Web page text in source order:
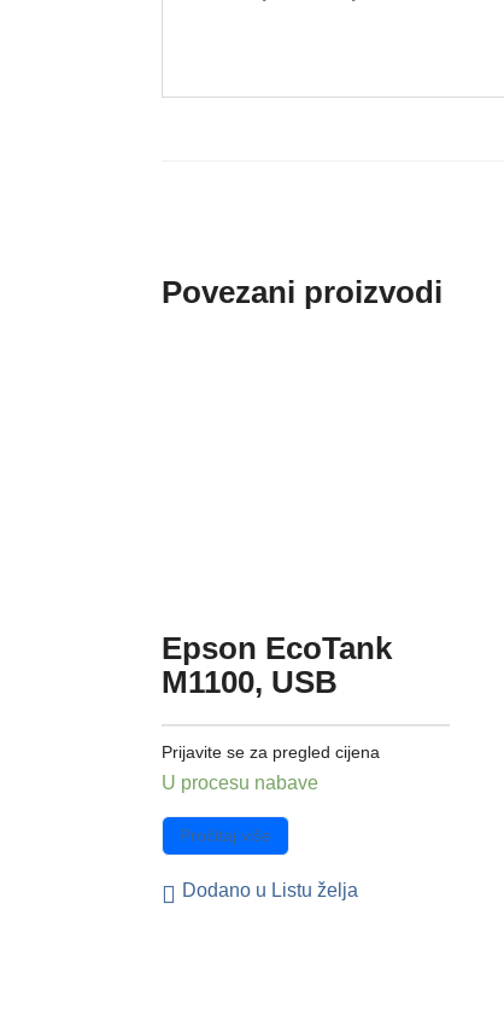
Povezani proizvodi
Epson EcoTank
M1100, USB
Prijavite se za pregled cijena
U procesu nabave
Pročitaj više
Dodano u Listu želja